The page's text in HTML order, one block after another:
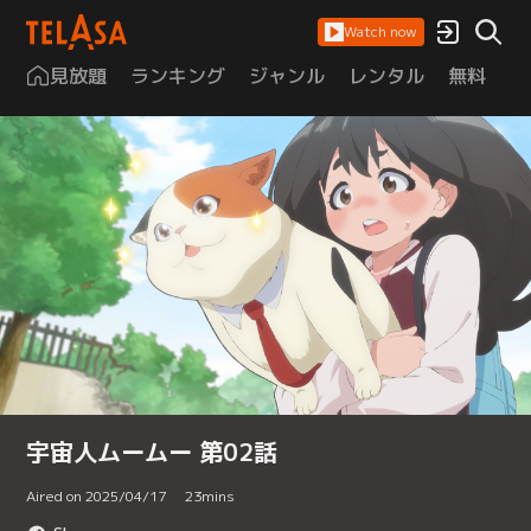
Watch now
見放題 ランキング ジャンル レンタル 無料
宇宙人ムームー 第02話
Aired on 2025/04/17 23mins